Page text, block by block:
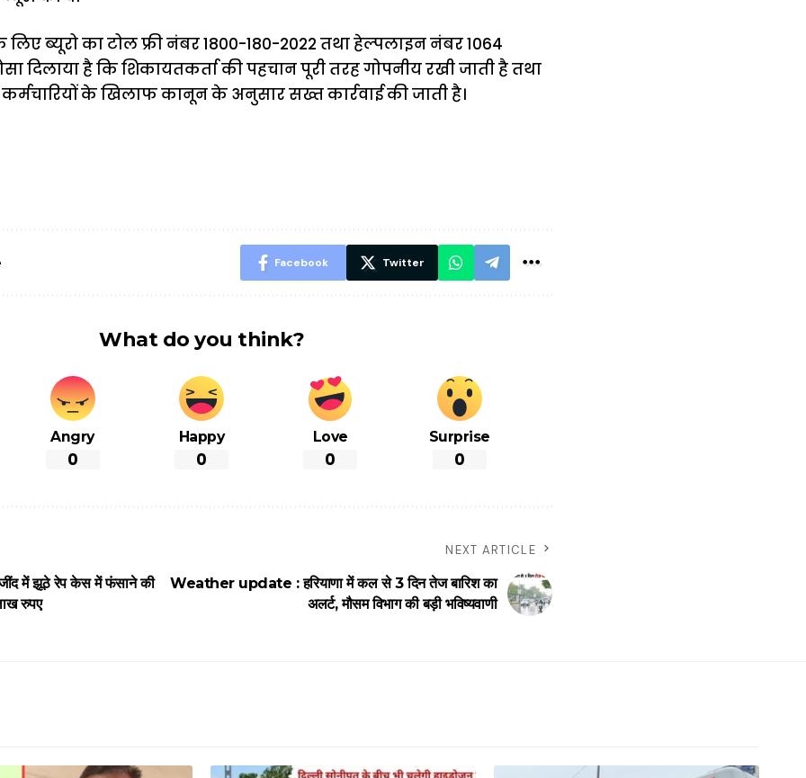
ब्यूरो का टोल फ्री नंबर 1800-180-2022 तथा हेल्पलाइन नंबर 1064
दिलाया है कि शिकायतकर्ता की पहचान पूरी तरह गोपनीय रखी जाती है तथा
कर्मचारियों के खिलाफ कानून के अनुसार सख्त कार्रवाई की जाती है।
निगरानी
Facebook Twitter
What do you think?
Angry
0
Happy
0
Love
0
Surprise
0
में झूठे रेप केस में फंसाने की
रुपए
NEXT ARTICLE
Weather update : हरियाणा में कल से 3 दिन तेज बारिश का
अलर्ट, मौसम विभाग की बड़ी भविष्यवाणी